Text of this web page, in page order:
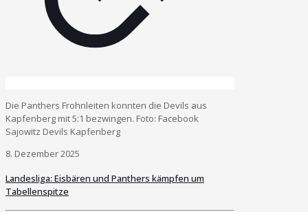
Die Panthers Frohnleiten konnten die Devils aus
Kapfenberg mit 5:1 bezwingen. Foto: Facebook
Sajowitz Devils Kapfenberg
8. Dezember 2025
Landesliga: Eisbären und Panthers kämpfen um
Tabellenspitze